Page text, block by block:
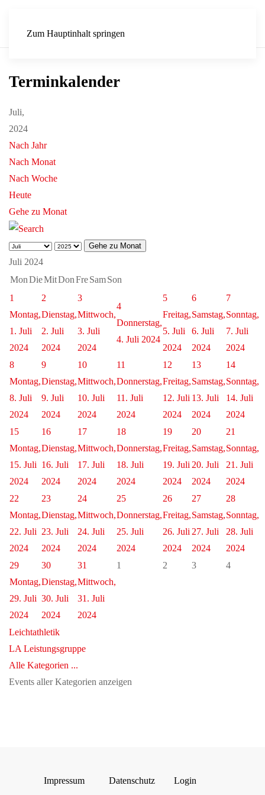
Zum Hauptinhalt springen
Terminkalender
Juli,
2024
Nach Jahr
Nach Monat
Nach Woche
Heute
Gehe zu Monat
Gehe zu Monat
Juli 2024
MonDieMitDonFreSamSon
1
Montag,
1. Juli
2024
2
Dienstag,
2. Juli
2024
3
Mittwoch,
3. Juli
2024
4
Donnerstag,
4. Juli 2024
5
Freitag,
5. Juli
2024
6
Samstag,
6. Juli
2024
7
Sonntag,
7. Juli
2024
8
Montag,
8. Juli
2024
9
Dienstag,
9. Juli
2024
10
Mittwoch,
10. Juli
2024
11
Donnerstag,
11. Juli
2024
12
Freitag,
12. Juli
2024
13
Samstag,
13. Juli
2024
14
Sonntag,
14. Juli
2024
15
Montag,
15. Juli
2024
16
Dienstag,
16. Juli
2024
17
Mittwoch,
17. Juli
2024
18
Donnerstag,
18. Juli
2024
19
Freitag,
19. Juli
2024
20
Samstag,
20. Juli
2024
21
Sonntag,
21. Juli
2024
22
Montag,
22. Juli
2024
23
Dienstag,
23. Juli
2024
24
Mittwoch,
24. Juli
2024
25
Donnerstag,
25. Juli
2024
26
Freitag,
26. Juli
2024
27
Samstag,
27. Juli
2024
28
Sonntag,
28. Juli
2024
29
Montag,
29. Juli
2024
30
Dienstag,
30. Juli
2024
31
Mittwoch,
31. Juli
2024
1 2 3 4
Leichtathletik
LA Leistungsgruppe
Alle Kategorien ...
Events aller Kategorien anzeigen
Impressum Datenschutz Login